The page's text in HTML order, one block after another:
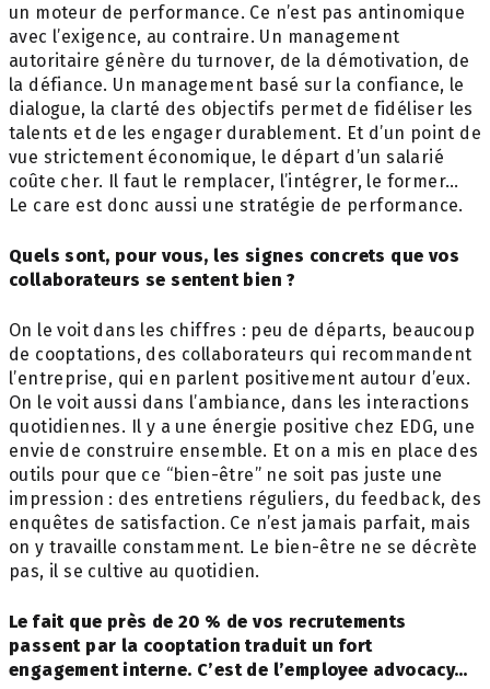
un moteur de performance. Ce n’est pas antinomique
avec l’exigence, au contraire. Un management
autoritaire génère du turnover, de la démotivation, de
la défiance. Un management basé sur la confiance, le
dialogue, la clarté des objectifs permet de fidéliser les
talents et de les engager durablement. Et d’un point de
vue strictement économique, le départ d’un salarié
coûte cher. Il faut le remplacer, l’intégrer, le former…
Le care est donc aussi une stratégie de performance.
Quels sont, pour vous, les signes concrets que vos
collaborateurs se sentent bien ?
On le voit dans les chiffres : peu de départs, beaucoup
de cooptations, des collaborateurs qui recommandent
l’entreprise, qui en parlent positivement autour d’eux.
On le voit aussi dans l’ambiance, dans les interactions
quotidiennes. Il y a une énergie positive chez EDG, une
envie de construire ensemble. Et on a mis en place des
outils pour que ce “bien-être” ne soit pas juste une
impression : des entretiens réguliers, du feedback, des
enquêtes de satisfaction. Ce n’est jamais parfait, mais
on y travaille constamment. Le bien-être ne se décrète
pas, il se cultive au quotidien.
Le fait que près de 20 % de vos recrutements
passent par la cooptationtraduit un fort
engagement interne. C’est de l’employee advocacy…